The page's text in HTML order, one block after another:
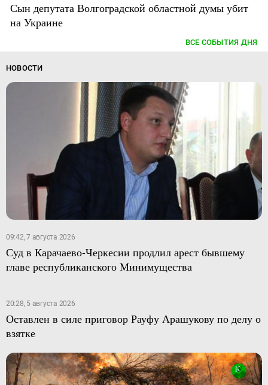
Сын депутата Волгоградской областной думы убит
на Украине
ВСЕ СОБЫТИЯ ДНЯ
НОВОСТИ
09:42, 7 августа 2026
Суд в Карачаево-Черкесии продлил арест бывшему
главе республиканского Минимущества
20:28, 5 августа 2026
Оставлен в силе приговор Рауфу Арашукову по делу о
взятке